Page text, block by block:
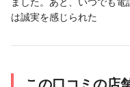
は誠実を感じられた